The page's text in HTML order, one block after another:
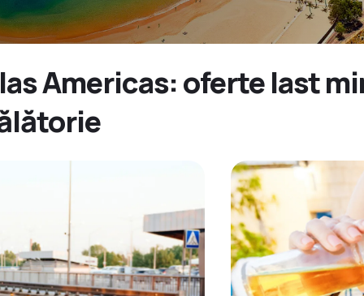
Americas: oferte last